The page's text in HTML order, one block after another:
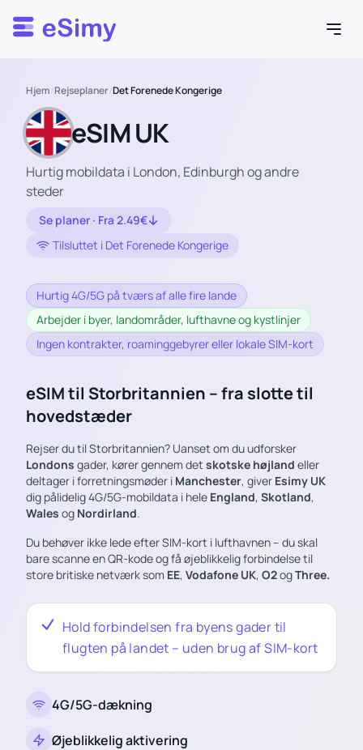
Esimy
Hjem/Rejseplaner/Det Forenede Kongerige
eSIM UK
Hurtig mobildata i London, Edinburgh og andre
steder
Se planer · Fra 2.49€
Tilsluttet i Det Forenede Kongerige
Hurtig 4G/5G på tværs af alle fire lande
Arbejder i byer, landområder, lufthavne og kystlinjer
Ingen kontrakter, roaminggebyrer eller lokale SIM-kort
eSIM til Storbritannien – fra slotte til
hovedstæder
Rejser du til Storbritannien? Uanset om du udforsker
Londons gader, kører gennem det skotske højland eller
deltager i forretningsmøder i Manchester, giver Esimy UK
dig pålidelig 4G/5G-mobildata i hele England, Skotland,
Wales og Nordirland.
Du behøver ikke lede efter SIM-kort i lufthavnen – du skal
bare scanne en QR-kode og få øjeblikkelig forbindelse til
store britiske netværk som EE, Vodafone UK, O2ogThree.
Hold forbindelsen fra byens gader til
flugten på landet – uden brug af SIM-kort
4G/5G-dækning
Øjeblikkelig aktivering